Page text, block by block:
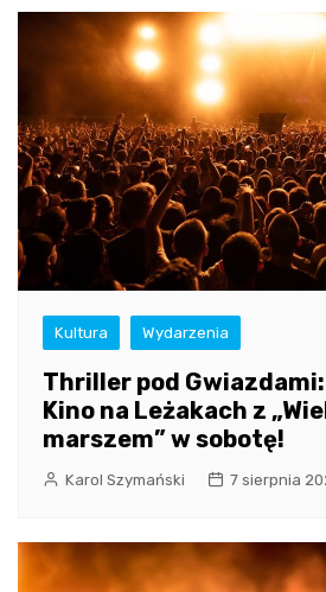
Kultura Wydarzenia
Thriller pod
Kino na Leżakach z
marszem” w sobotę!
Karol Szymański 7 sierpnia